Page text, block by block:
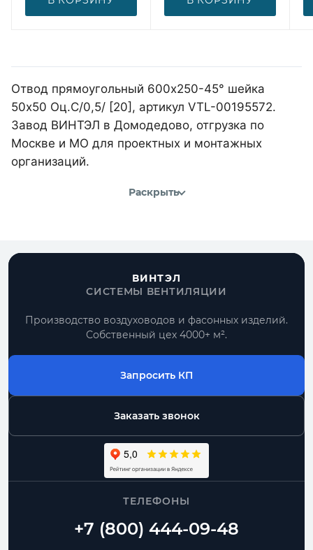
Отвод прямоугольный 600х250-45° шейка
50х50 Оц.С/0,5/ [20], артикул VTL-00195572.
Завод ВИНТЭЛ в Домодедово, отгрузка по
Москве и МО для проектных и монтажных
организаций.
Раскрыть
ВИНТЭЛ
СИСТЕМЫ ВЕНТИЛЯЦИИ
Производство воздуховодов и фасонных изделий.
Собственный цех 4000+ м².
Запросить КП
Заказать звонок
ТЕЛЕФОНЫ